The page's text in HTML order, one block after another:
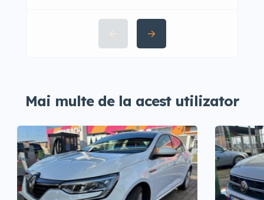
Mai multe de la acest utilizator